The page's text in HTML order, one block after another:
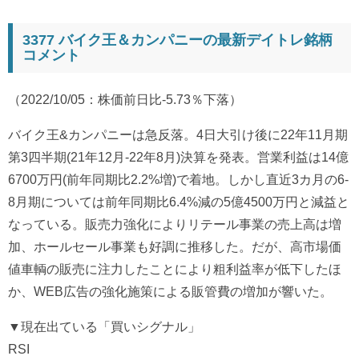
3377 バイク王＆カンパニーの最新デイトレ銘柄
コメント
（2022/10/05：株価前日比-5.73％下落）
バイク王&カンパニーは急反落。4日大引け後に22年11月期
第3四半期(21年12月-22年8月)決算を発表。営業利益は14億
6700万円(前年同期比2.2%増)で着地。しかし直近3カ月の6-
8月期については前年同期比6.4%減の5億4500万円と減益と
なっている。販売力強化によりリテール事業の売上高は増
加、ホールセール事業も好調に推移した。だが、高市場価
値車輌の販売に注力したことにより粗利益率が低下したほ
か、WEB広告の強化施策による販管費の増加が響いた。
▼現在出ている「買いシグナル」
RSI